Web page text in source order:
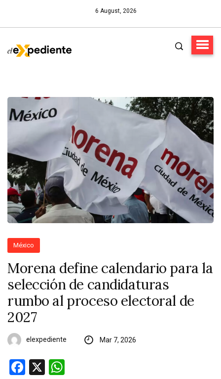
6 August, 2026
México
Morena define calendario para la
selección de candidaturas
rumbo al proceso electoral de
2027
elexpediente Mar 7, 2026
Facebook
X